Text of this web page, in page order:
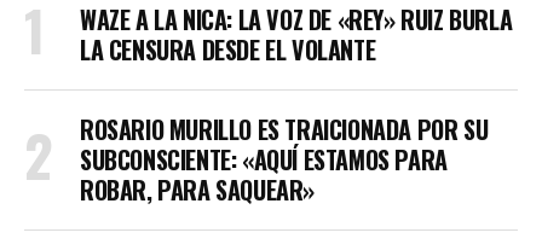
WAZE A LA NICA: LA VOZ DE «REY» RUIZ BURLA
LA CENSURA DESDE EL VOLANTE
ROSARIO MURILLO ES TRAICIONADA POR SU
SUBCONSCIENTE: «AQUÍ ESTAMOS PARA
ROBAR, PARA SAQUEAR»